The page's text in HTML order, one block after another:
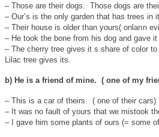
– Those are their dogs.
Those dogs are
– Our’s is the only garden that has trees in it
– Their house is older than yours( onların
– He took the bone from his dog and gave it
– The cherry tree gives it s share of color
Lilac tree gives its.
b) He is a friend of mine. ( one of my
– This is a car of theirs.
( one of their cars)
– It was no fault of yours that we mistook
– I gave him some plants of ours (= some